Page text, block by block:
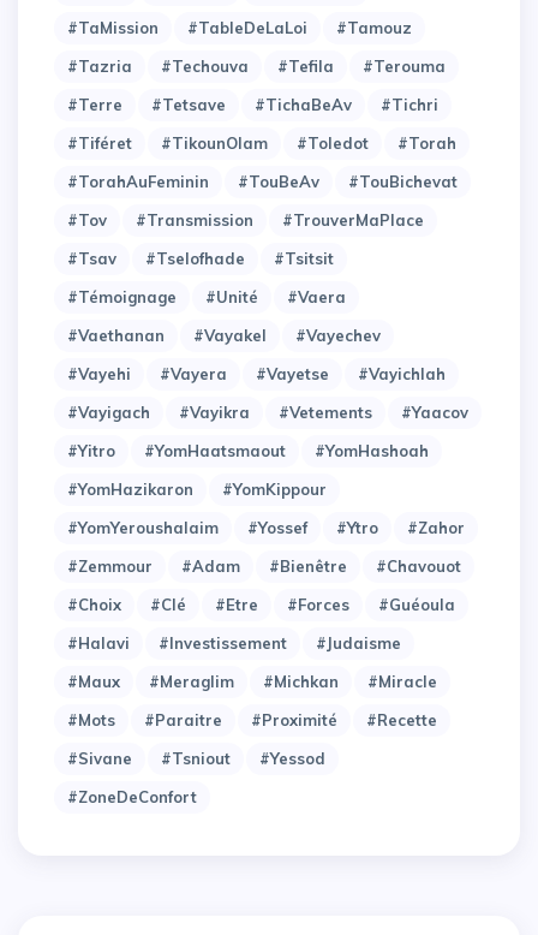
#TaMission
#TableDeLaLoi
#Tamouz
#Tazria
#Techouva #Tefila
#Terouma
#Terre
#Tetsave #TichaBeAv
#Tichri
#Tiféret
#TikounOlam #Toledot
#Torah
#TorahAuFeminin
#TouBeAv
#TouBichevat
#Tov
#Transmission
#TrouverMaPlace
#Tsav
#Tselofhade
#Tsitsit
#Témoignage
#Unité
#Vaera
#Vaethanan
#Vayakel
#Vayechev
#Vayehi
#Vayera #Vayetse
#Vayichlah
#Vayigach
#Vayikra #Vetements
#Yaacov
#Yitro
#YomHaatsmaout
#YomHashoah
#YomHazikaron
#YomKippour
#YomYeroushalaim
#Yossef #Ytro
#Zahor
#Zemmour
#adam #bienêtre
#chavouot
#choix
#clé #etre #forces
#guéoula
#halavi
#investissement
#judaisme
#maux
#meraglim #michkan
#miracle
#mots
#paraitre #proximité
#recette
#sivane
#tsniout
#yessod
#zoneDeConfort